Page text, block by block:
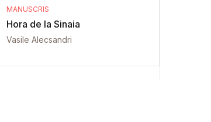
MANUSCRIS
Hora de la Sinaia
Vasile Alecsandri